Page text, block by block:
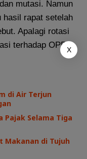
mutasi. Namun
hasil rapat setelah
Apalagi rotasi
terhadap OPD.
di Air Terjun
Pajak Selama Tiga
Makanan di Tujuh
X